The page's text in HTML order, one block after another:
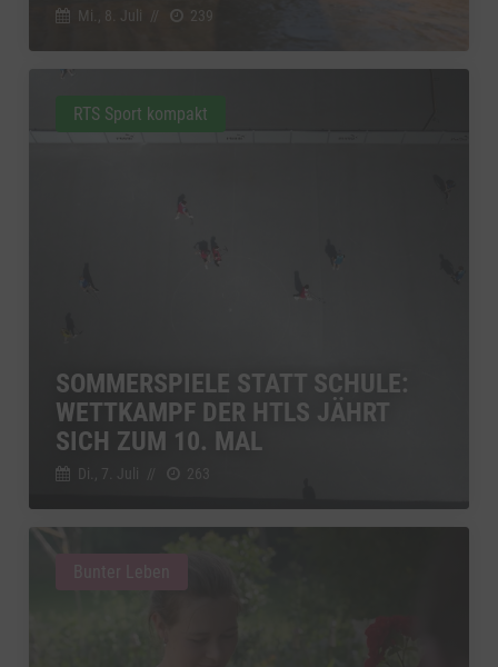
Mi., 8. Juli // 239
SOMMERSPIELE STATT SCHULE:
WETTKAMPF DER HTLS JÄHRT
SICH ZUM 10. MAL
Di., 7. Juli
RTS Sport kompakt